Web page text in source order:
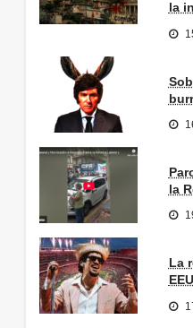
la
la
La